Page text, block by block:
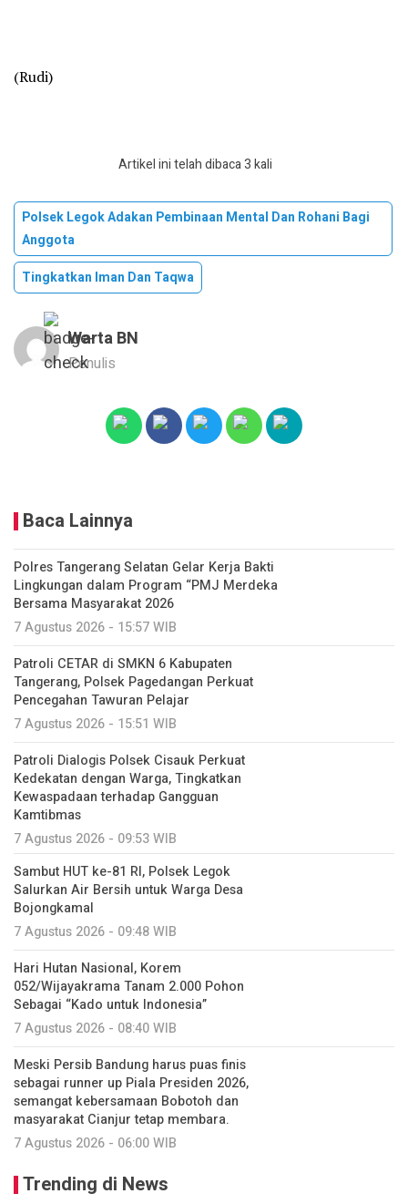
(Rudi)
Artikel ini telah dibaca 3 kali
Polsek Legok Adakan Pembinaan Mental Dan Rohani Bagi
Anggota
Tingkatkan Iman Dan Taqwa
Warta BN
Penulis
Baca Lainnya
Polres Tangerang Selatan Gelar Kerja Bakti
Lingkungan dalam Program “PMJ Merdeka
Bersama Masyarakat 2026
7 Agustus 2026 - 15:57 WIB
Patroli CETAR di SMKN 6 Kabupaten
Tangerang, Polsek Pagedangan Perkuat
Pencegahan Tawuran Pelajar
7 Agustus 2026 - 15:51 WIB
Patroli Dialogis Polsek Cisauk Perkuat
Kedekatan dengan Warga, Tingkatkan
Kewaspadaan terhadap Gangguan
Kamtibmas
7 Agustus 2026 - 09:53 WIB
Sambut HUT ke-81 RI, Polsek Legok
Salurkan Air Bersih untuk Warga Desa
Bojongkamal
7 Agustus 2026 - 09:48 WIB
Hari Hutan Nasional, Korem
052/Wijayakrama Tanam 2.000 Pohon
Sebagai “Kado untuk Indonesia”
7 Agustus 2026 - 08:40 WIB
Meski Persib Bandung harus puas finis
sebagai runner up Piala Presiden 2026,
semangat kebersamaan Bobotoh dan
masyarakat Cianjur tetap membara.
7 Agustus 2026 - 06:00 WIB
Trending di News